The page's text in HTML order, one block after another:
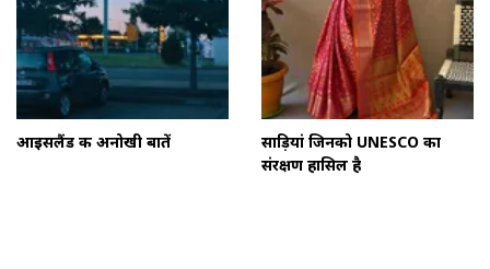
आइसलैंड की अनोखी बातें
साड़ियां जिनको UNESCO का
संरक्षण हासिल है